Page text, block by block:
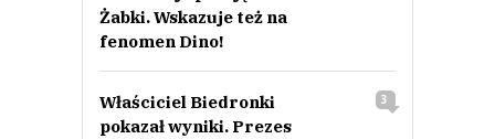
Żabki. Wskazuje też na
fenomen Dino!
Właściciel Biedronki
pokazał wyniki. Prezes
3